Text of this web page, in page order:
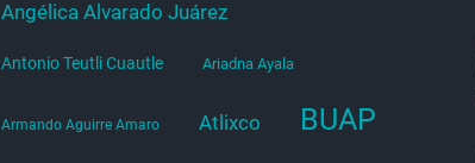
Angélica Alvarado Juárez
Antonio Teutli Cuautle Ariadna Ayala
Armando Aguirre Amaro Atlixco BUAP